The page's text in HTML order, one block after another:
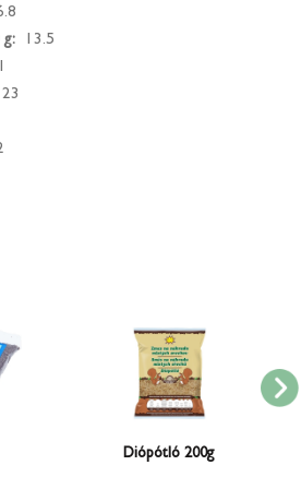
g:
13.5
23
Diópótló 200g